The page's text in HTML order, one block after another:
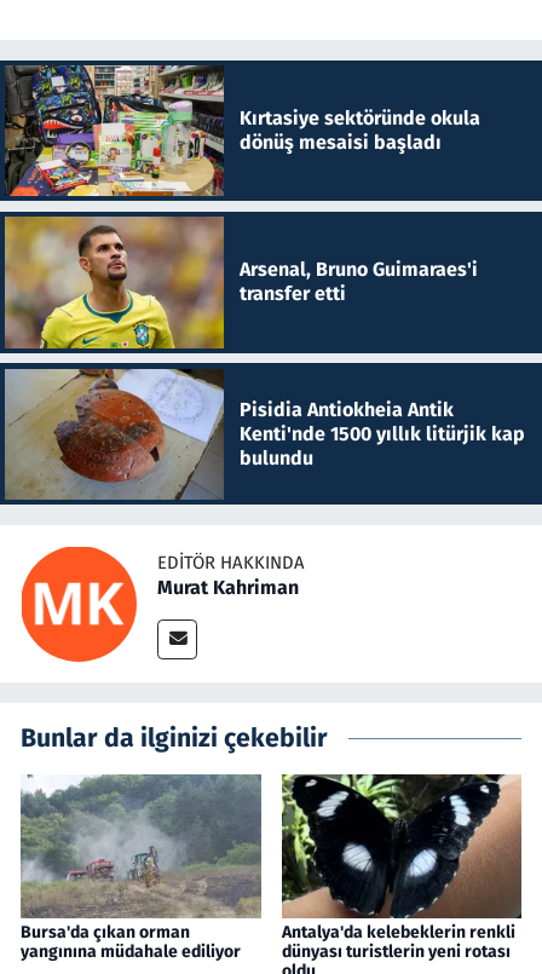
Kırtasiye sektöründe okula
dönüş mesaisi başladı
Arsenal, Bruno Guimaraes'i
transfer etti
Pisidia Antiokheia Antik
Kenti'nde 1500 yıllık litürjik kap
bulundu
EDITÖR HAKKINDA
Murat Kahriman
Bunlar da ilginizi çekebilir
Bursa'da çıkan orman
yangınına müdahale ediliyor
Antalya'da kelebeklerin renkli
dünyası turistlerin yeni rotası